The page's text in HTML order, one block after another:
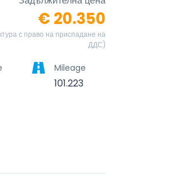
€ 20.350
с право на приспадане на
ДДС)
Mileage
101.223